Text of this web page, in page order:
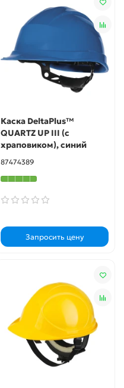
Каска DeltaPlus™
QUARTZ UP III (с
храповиком), синий
87474389
Запросить цену